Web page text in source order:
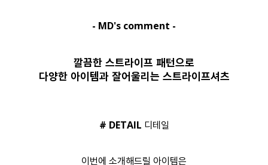
- MD's comment -
깔끔한 스트라이프 패턴으로
다양한 아이템과 잘어울리는 스트라이프셔츠
# DETAIL 디테일
이번에 소개해드릴 아이템은